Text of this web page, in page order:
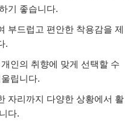
기 좋습니다.
부드럽고 편안한 착용감을 제
.
인의 취향에 맞게 선택할 수
립니다.
자리까지 다양한 상황에서 활
다.